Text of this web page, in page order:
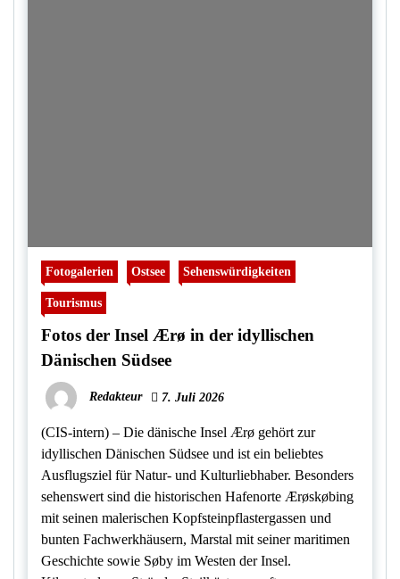
Fotogalerien Ostsee Sehenswürdigkeiten
Tourismus
Fotos der Insel Ærø in der idyllischen
Dänischen Südsee
Redakteur 7. Juli 2026
(CIS-intern) – Die dänische Insel Ærø gehört zur
idyllischen Dänischen Südsee und ist ein beliebtes
Ausflugsziel für Natur- und Kulturliebhaber. Besonders
sehenswert sind die historischen Hafenorte Ærøskøbing
mit seinen malerischen Kopfsteinpflastergassen und
bunten Fachwerkhäusern, Marstal mit seiner maritimen
Geschichte sowie Søby im Westen der Insel.